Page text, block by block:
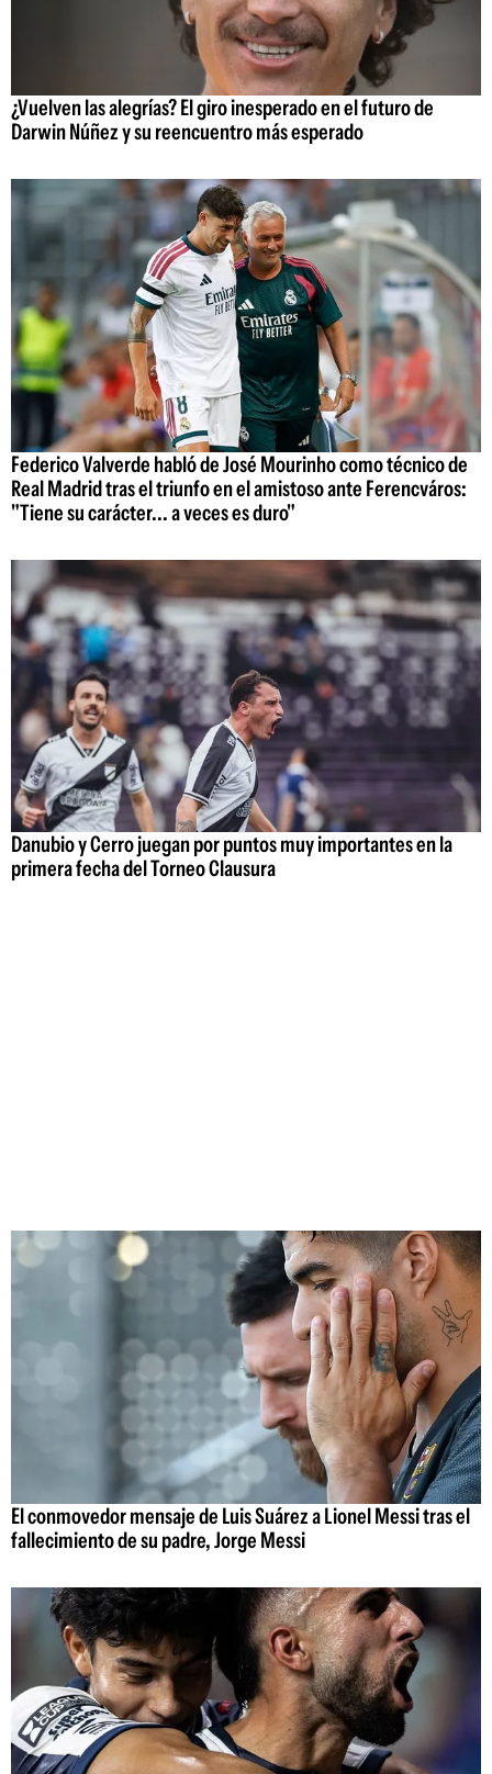
¿Vuelven las alegrías? El giro inesperado en el futuro de
Darwin Núñez y su reencuentro más esperado
Federico Valverde habló de José Mourinho como técnico de
Real Madrid tras el triunfo en el amistoso ante Ferencváros:
"Tiene su carácter... a veces es duro"
Danubio y Cerro juegan por puntos muy importantes en la
primera fecha del Torneo Clausura
El conmovedor mensaje de Luis Suárez a Lionel Messi tras el
fallecimiento de su padre, Jorge Messi